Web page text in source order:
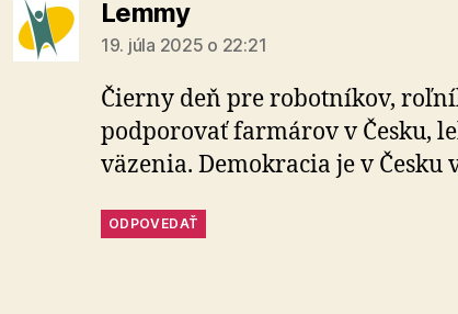
Lemmyhovorí:
19. júla 2025 o 22:21
Čierny deň pre robotníkov,
podporovať farmárov v Česku,
väzenia. Demokracia je v Česku
ODPOVEDAŤ